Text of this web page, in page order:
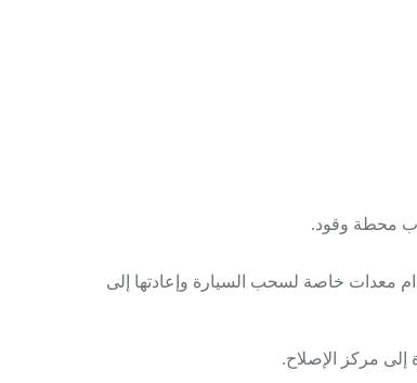
محطة وقود.
معدات خاصة لسحب السيارة وإعادتها إلى
مركز الإصلاح.